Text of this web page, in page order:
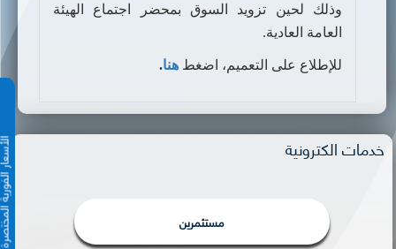
الأسعار
وذلك لحين تزويد السوق بمحضر
اجتماع الهيئة
العامة العادية.
للإطلاع على التعميم، اضغط هنا.
خدمات الكترونية
مستثمرين